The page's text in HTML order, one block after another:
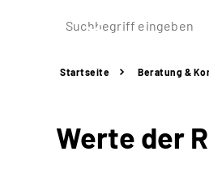
Startseite Beratung &
Werte der